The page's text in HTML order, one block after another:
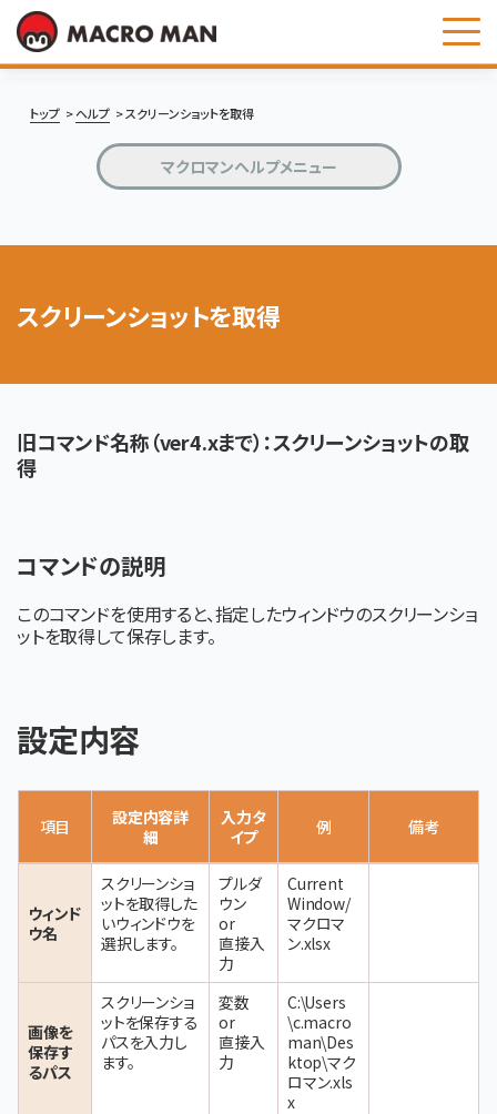
トップ ヘルプ スクリーンショットを取得
マクロマンヘルプメニュー
スクリーンショットを取得
旧コマンド名称（ver4.xまで）：スクリーンショットの取
得
コマンドの説明
このコマンドを使用すると、指定したウィンドウのスクリーンショ
ットを取得して保存します。
設定内容
項目
設定内容詳
細
入力タ
イプ
例 備考
ウィンド
ウ名
スクリーンショ
ットを取得した
いウィンドウを
選択します。
プルダ
ウン
or
直接入
力
Current
Window/
マクロマ
ン.xlsx
画像を
保存す
るパス
スクリーンショ
ットを保存する
パスを入力し
ます。
変数
or
直接入
力
C:\Users
\c.macro
man\Des
ktop\マク
ロマン.xls
x